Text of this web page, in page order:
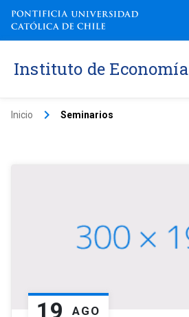
Instituto de Economía
Inicio keyboard_arrow_right Seminarios
19 AGO